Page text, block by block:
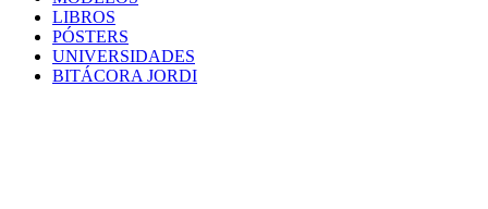
LIBROS
PÓSTERS
UNIVERSIDADES
BITÁCORA JORDI